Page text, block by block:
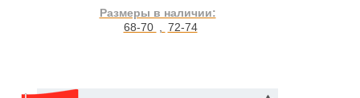
Размеры в наличии:
68-70 , 72-74